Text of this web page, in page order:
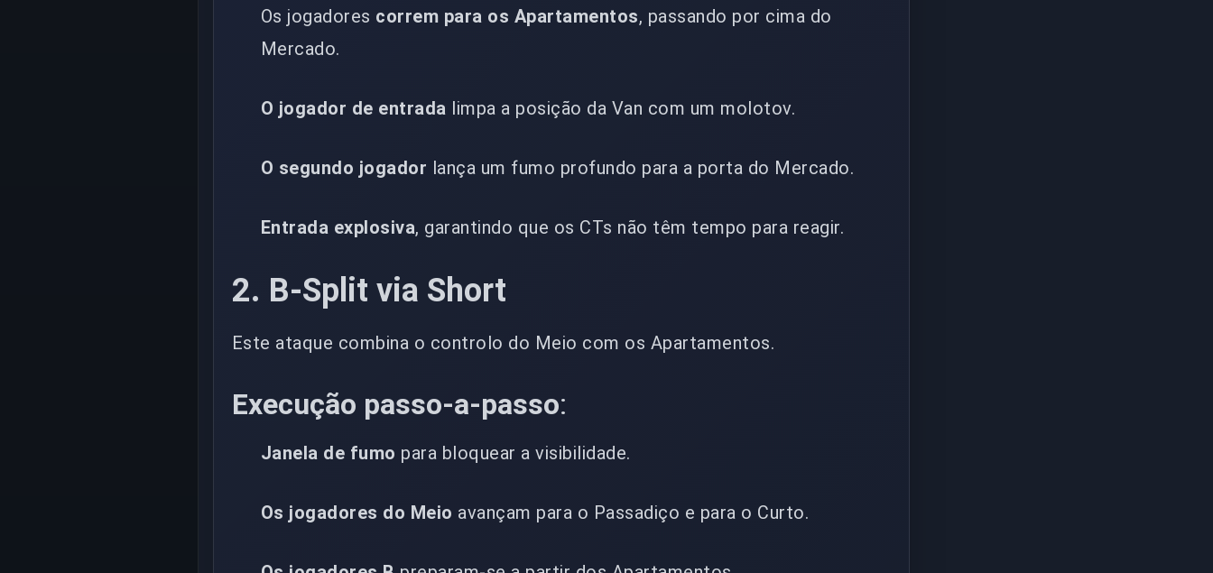
Os jogadores correm para os Apartamentos, passando por cima do
Mercado.
O jogador de entrada limpa a posição da Van com um molotov.
O segundo jogador lança um fumo profundo para a porta do Mercado.
Entrada explosiva, garantindo que os CTs não têm tempo para reagir.
2. B-Split via Short
Este ataque combina o controlo do Meio com os Apartamentos.
Execução passo-a-passo:
Janela de fumo para bloquear a visibilidade.
Os jogadores do Meio avançam para o Passadiço e para o Curto.